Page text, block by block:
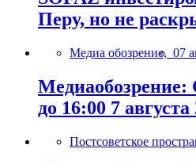
Перу, но не
Медиа обозрение, 07
Медиаобозрение:
до 16:00 7 августа
Постсоветское